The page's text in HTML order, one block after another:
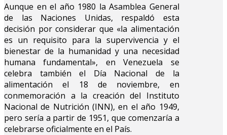
Aunque en el año 1980 la Asamblea General
de las Naciones Unidas, respaldó esta
decisión por considerar que «la alimentación
es un requisito para la supervivencia y el
bienestar de la humanidad y una necesidad
humana fundamental», en Venezuela se
celebra también el Día Nacional de la
alimentación el 18 de noviembre, en
conmemoración a la creación del Instituto
Nacional de Nutrición (INN), en el año 1949,
pero sería a partir de 1951, que comenzaría a
celebrarse oficialmente en el País.